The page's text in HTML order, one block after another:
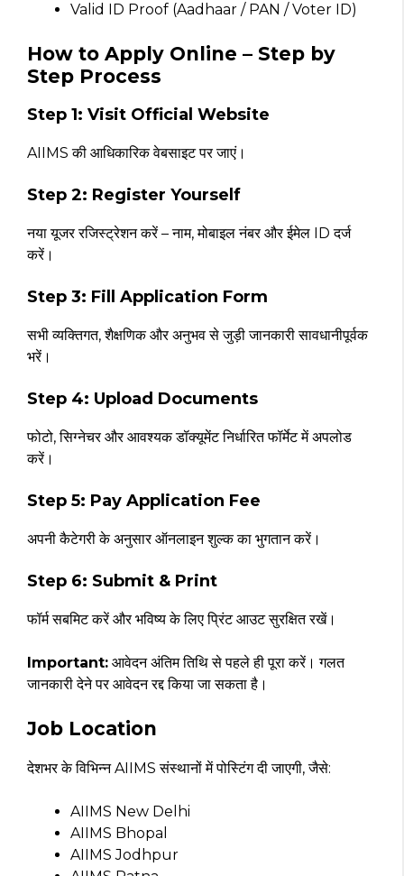
Valid ID Proof (Aadhaar / PAN / Voter ID)
How to Apply Online – Step by
Step Process
Step 1: Visit Official Website
AIIMS की आधिकारिक वेबसाइट पर जाएं।
Step 2: Register Yourself
नया यूजर रजिस्ट्रेशन करें – नाम, मोबाइल नंबर और ईमेल ID दर्ज
करें।
Step 3: Fill Application Form
सभी व्यक्तिगत, शैक्षणिक और अनुभव से जुड़ी जानकारी सावधानीपूर्वक
भरें।
Step 4: Upload Documents
फोटो, सिग्नेचर और आवश्यक डॉक्यूमेंट निर्धारित फॉर्मेट में अपलोड
करें।
Step 5: Pay Application Fee
अपनी कैटेगरी के अनुसार ऑनलाइन शुल्क का भुगतान करें।
Step 6: Submit & Print
फॉर्म सबमिट करें और भविष्य के लिए प्रिंट आउट सुरक्षित रखें।
Important: आवेदन अंतिम तिथि से पहले ही पूरा करें। गलत
जानकारी देने पर आवेदन रद्द किया जा सकता है।
Job Location
देशभर के विभिन्न AIIMS संस्थानों में पोस्टिंग दी जाएगी, जैसे:
AIIMS New Delhi
AIIMS Bhopal
AIIMS Jodhpur